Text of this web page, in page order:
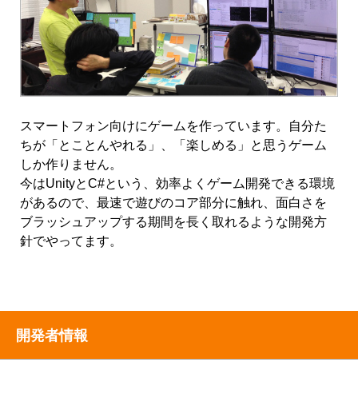
スマートフォン向けにゲームを作っています。自分た
ちが「とことんやれる」、「楽しめる」と思うゲーム
しか作りません。
今はUnityとC#という、効率よくゲーム開発できる環境
があるので、最速で遊びのコア部分に触れ、面白さを
ブラッシュアップする期間を長く取れるような開発方
針でやってます。
開発者情報